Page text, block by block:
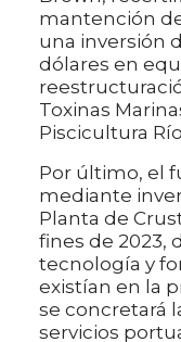
mantención
una inversión
dólares en
Toxinas
Piscicultura
Por último, el
mediante
Planta de
fines de 2023,
tecnología y
existían en la
se concretará
servicios